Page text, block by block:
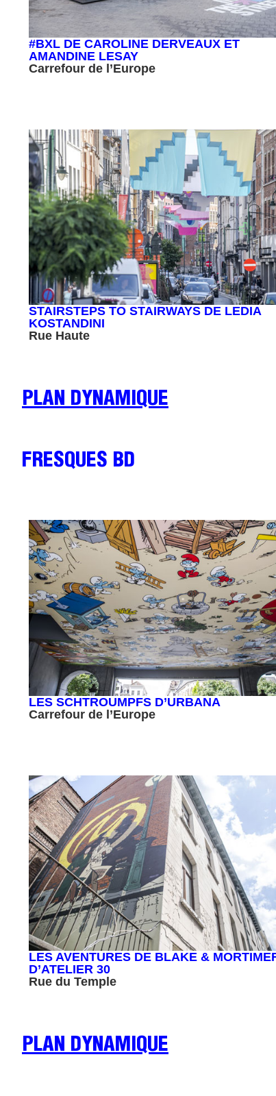
#BXL DE CAROLINE DERVEAUX ET
AMANDINE LESAY
Carrefour de l’Europe
STAIRSTEPS TO STAIRWAYS DE LEDIA
KOSTANDINI
Rue Haute
PLAN DYNAMIQUE
FRESQUES BD
LES SCHTROUMPFS D’URBANA
Carrefour de l’Europe
LES AVENTURES DE BLAKE &
D’ATELIER 30
Rue du Temple
PLAN DYNAMIQUE